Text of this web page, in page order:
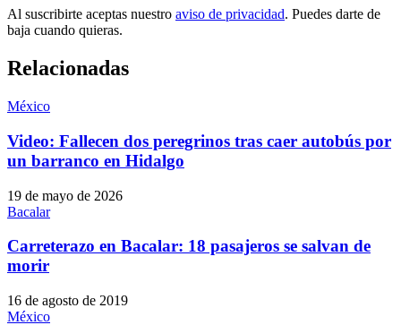
Al suscribirte aceptas nuestro aviso de privacidad. Puedes darte de
baja cuando quieras.
Relacionadas
México
Video: Fallecen dos peregrinos tras caer autobús por
un barranco en Hidalgo
19 de mayo de 2026
Bacalar
Carreterazo en Bacalar: 18 pasajeros se salvan de
morir
16 de agosto de 2019
México